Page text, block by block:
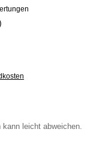
leicht abweichen.